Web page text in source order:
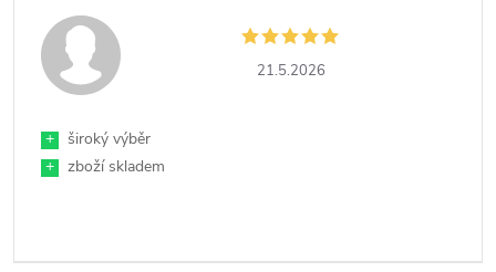
21.5.2026
+
široký výběr
+
zboží skladem